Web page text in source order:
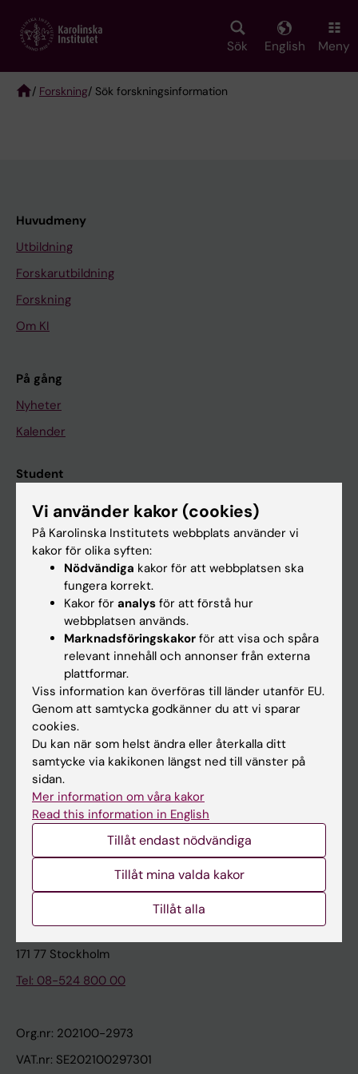
main
Sök English Meny
/ Forskning/ Sök forskningsinformation
Huvudmeny
Utbildning
Forskarutbildning
Forskning
Om KI
På gång
Nyheter
Kalender
Student
Ladok
Canvas
Schema
Studentmejlen
Kurs- och programwebbar
Student på KI
Medarbetare
Medarbetarportalen
Kontakta och besök KI
Universitetsbiblioteket
Stöd forskning och utbildning
Karolinska Institutet Innovation
Kontakta presstjänsten
Karolinska Institutet
171 77 Stockholm
Tel: 08-524 800 00
Org.nr: 202100-2973
VAT.nr: SE202100297301
Vi använder kakor (cookies)
På Karolinska Institutets webbplats använder vi
kakor för olika syften:
Nödvändiga kakor för att webbplatsen ska
fungera korrekt.
Kakor för analys för att förstå hur
webbplatsen används.
Marknadsföringskakor för att visa och spåra
relevant innehåll och annonser från externa
plattformar.
Viss information kan överföras till länder utanför EU.
Genom att samtycka godkänner du att vi sparar
cookies.
Du kan när som helst ändra eller återkalla ditt
samtycke via kakikonen längst ned till vänster på
sidan.
Mer information om våra kakor
Read this information in English
Tillåt endast nödvändiga
Tillåt mina valda kakor
Tillåt alla